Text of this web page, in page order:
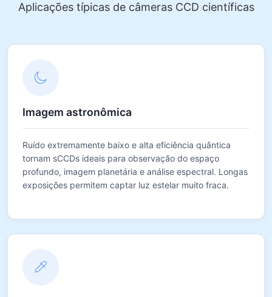
Aplicações típicas de câmeras CCD científicas
Imagem astronômica
Ruído extremamente baixo e alta eficiência quântica
tornam sCCDs ideais para observação do espaço
profundo, imagem planetária e análise espectral. Longas
exposições permitem captar luz estelar muito fraca.